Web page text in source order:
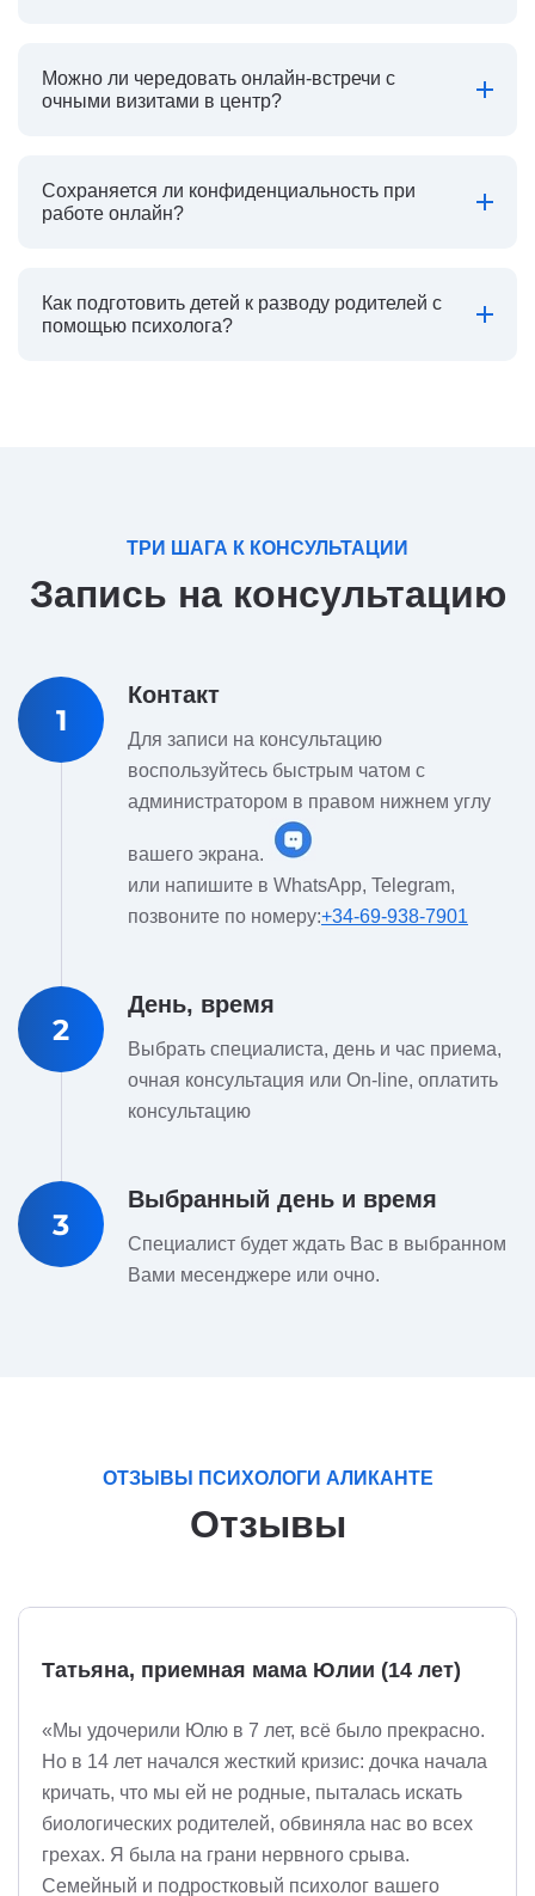
Можно ли чередовать онлайн-встречи с
очными визитами в центр?
Сохраняется ли конфиденциальность при
работе онлайн?
Как подготовить детей к разводу родителей с
помощью психолога?
ТРИ ШАГА К КОНСУЛЬТАЦИИ
Запись на консультацию
1
Контакт
Для записи на консультацию
воспользуйтесь быстрым чатом с
администратором в правом нижнем углу
вашего экрана.
или напишите в WhatsApp, Telegram,
позвоните по номеру:+34-69-938-7901
2
День, время
Выбрать специалиста, день и час приема,
очная консультация или On-line, оплатить
консультацию
3
Выбранный день и время
Специалист будет ждать Вас в выбранном
Вами месенджере или очно.
ОТЗЫВЫ ПСИХОЛОГИ АЛИКАНТЕ
Отзывы
Татьяна, приемная мама Юлии (14 лет)
«Мы удочерили Юлю в 7 лет, всё было прекрасно.
Но в 14 лет начался жесткий кризис: дочка начала
кричать, что мы ей не родные, пыталась искать
биологических родителей, обвиняла нас во всех
грехах. Я была на грани нервного срыва.
Семейный и подростковый психолог вашего